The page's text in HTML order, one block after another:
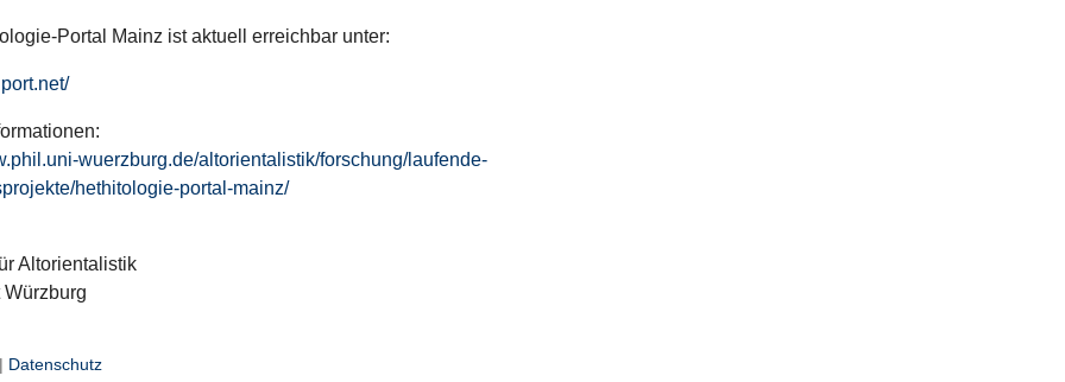
Portal Mainz ist aktuell erreichbar unter:
wuerzburg.de/altorientalistik/forschung/laufende-
hethitologie-portal-mainz/
Altorientalistik
Datenschutz